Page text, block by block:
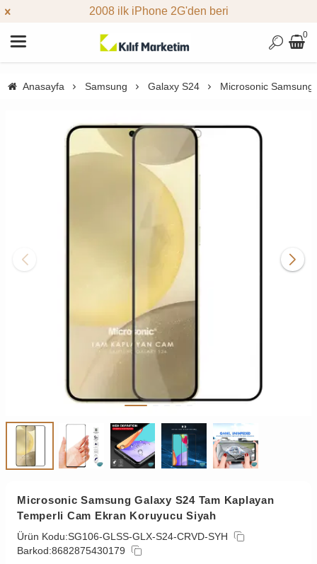
2008 ilk iPhone 2G'den beri
0
Anasayfa Samsung Galaxy S24 Microsonic
Microsonic Samsung Galaxy S24 Tam Kaplayan
Temperli Cam Ekran Koruyucu Siyah
Ürün Kodu:SG106-GLSS-GLX-S24-CRVD-SYH
Barkod:8682875430179